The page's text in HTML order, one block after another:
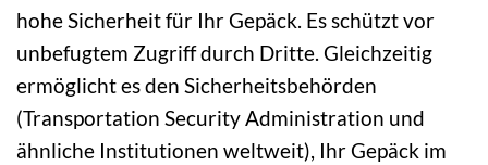
hohe Sicherheit für Ihr Gepäck. Es schützt vor
unbefugtem Zugriff durch Dritte. Gleichzeitig
ermöglicht es den Sicherheitsbehörden
(Transportation Security Administration und
ähnliche Institutionen weltweit), Ihr Gepäck im